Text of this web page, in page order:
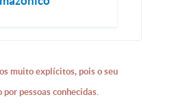
muito explícitos, pois o seu
pessoas conhecidas.